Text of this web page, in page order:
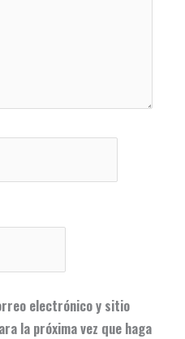
electrónico y sitio
la próxima vez que haga